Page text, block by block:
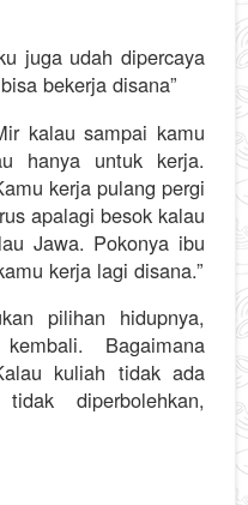
juga udah dipercaya
bekerja disana”
kalau sampai kamu
hanya untuk kerja.
kerja pulang pergi
apalagi besok kalau
Jawa. Pokonya ibu
kerja lagi disana.”
pilihan hidupnya,
Bagaimana
kuliah tidak ada
diperbolehkan,